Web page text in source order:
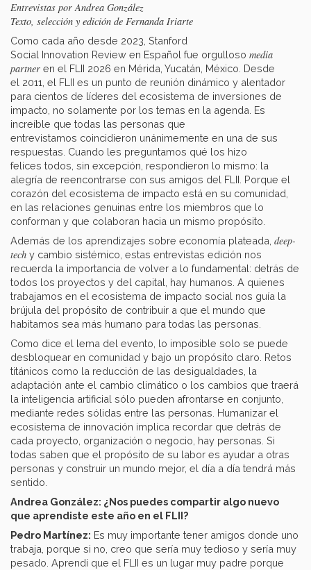
Entrevistas por Andrea González
Texto, selección y edición de Fernanda Iriarte
Como cada año desde 2023, Stanford
Social Innovation Review en Español fue orgulloso media
partner en el FLII 2026 en Mérida, Yucatán, México. Desde
el 2011, el FLII es un punto de reunión dinámico y alentador
para cientos de líderes del ecosistema de inversiones de
impacto, no solamente por los temas en la agenda. Es
increíble que todas las personas que
entrevistamos coincidieron unánimemente en una de sus
respuestas. Cuando les preguntamos qué los hizo
felices todos, sin excepción, respondieron lo mismo: la
alegría de reencontrarse con sus amigos del FLII. Porque el
corazón del ecosistema de impacto está en su comunidad,
en las relaciones genuinas entre los miembros que lo
conforman y que colaboran hacia un mismo propósito.
Además de los aprendizajes sobre economía plateada, deep-
tech y cambio sistémico, estas entrevistas edición nos
recuerda la importancia de volver a lo fundamental: detrás de
todos los proyectos y del capital, hay humanos. A quienes
trabajamos en el ecosistema de impacto social nos guía la
brújula del propósito de contribuir a que el mundo que
habitamos sea más humano para todas las personas.
Como dice el lema del evento, lo imposible solo se puede
desbloquear en comunidad y bajo un propósito claro. Retos
titánicos como la reducción de las desigualdades, la
adaptación ante el cambio climático o los cambios que traerá
la inteligencia artificial sólo pueden afrontarse en conjunto,
mediante redes sólidas entre las personas. Humanizar el
ecosistema de innovación implica recordar que detrás de
cada proyecto, organización o negocio, hay personas. Si
todas saben que el propósito de su labor es ayudar a otras
personas y construir un mundo mejor, el día a día tendrá más
sentido.
Andrea González: ¿Nos puedes compartir algo nuevo
que aprendiste este año en el FLII?
Pedro Martínez: Es muy importante tener amigos donde uno
trabaja, porque si no, creo que sería muy tedioso y sería muy
pesado. Aprendí que el FLII es un lugar muy padre porque